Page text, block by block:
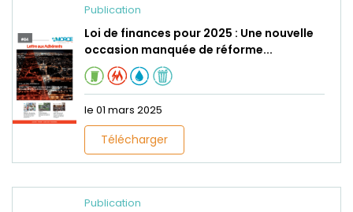
Publication
Loi de finances pour 2025 : Une nouvelle
occasion manquée de réforme...
le 01 mars 2025
Télécharger
Publication